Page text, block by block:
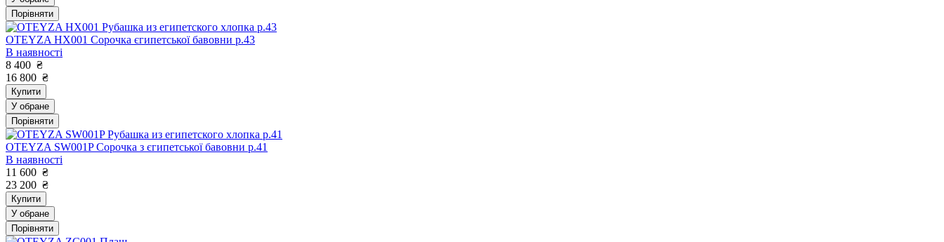
Порівняти
OTEYZA HX001 Сорочка єгипетської бавовни р.43
В наявності
8 400 ₴
16 800 ₴
Купити
У обране
Порівняти
OTEYZA SW001P Сорочка з єгипетської бавовни р.41
В наявності
11 600 ₴
23 200 ₴
Купити
У обране
Порівняти